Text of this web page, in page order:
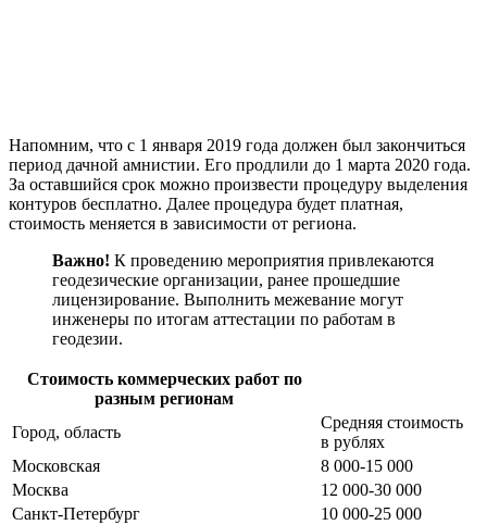
Напомним, что с 1 января 2019 года должен был закончиться
период дачной амнистии. Его продлили до 1 марта 2020 года.
За оставшийся срок можно произвести процедуру выделения
контуров бесплатно. Далее процедура будет платная,
стоимость меняется в зависимости от региона.
Важно! К проведению мероприятия привлекаются
геодезические организации, ранее прошедшие
лицензирование. Выполнить межевание могут
инженеры по итогам аттестации по работам в
геодезии.
Стоимость коммерческих работ по
разным регионам
Город, область
Средняя стоимость
в рублях
Московская
8 000-15 000
Москва
12 000-30 000
Санкт-Петербург
10 000-25 000